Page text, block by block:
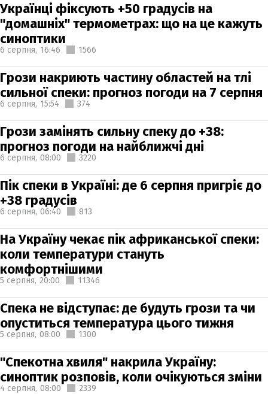
Українці фіксують +50 градусів на
"домашніх" термометрах: що на це кажуть
синоптики
6 серпня, 16:46 1566
Грози накриють частину областей на тлі
сильної спеки: прогноз погоди на 7 серпня
6 серпня, 15:54 374
Грози замінять сильну спеку до +38:
прогноз погоди на найближчі дні
6 серпня, 08:00 3220
Пік спеки в Україні: де 6 серпня пригріє до
+38 градусів
6 серпня, 06:40 813
На Україну чекає пік африканської спеки:
коли температури стануть
комфортнішими
5 серпня, 20:00 11346
Спека не відступає: де будуть грози та чи
опуститься температура цього тижня
5 серпня, 08:00 1300
"Спекотна хвиля" накрила Україну:
синоптик розповів, коли очікуються зміни
4 серпня, 08:00 2339